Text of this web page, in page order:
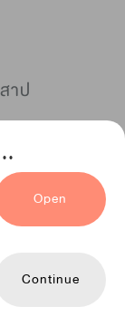
Open
Continue
าป